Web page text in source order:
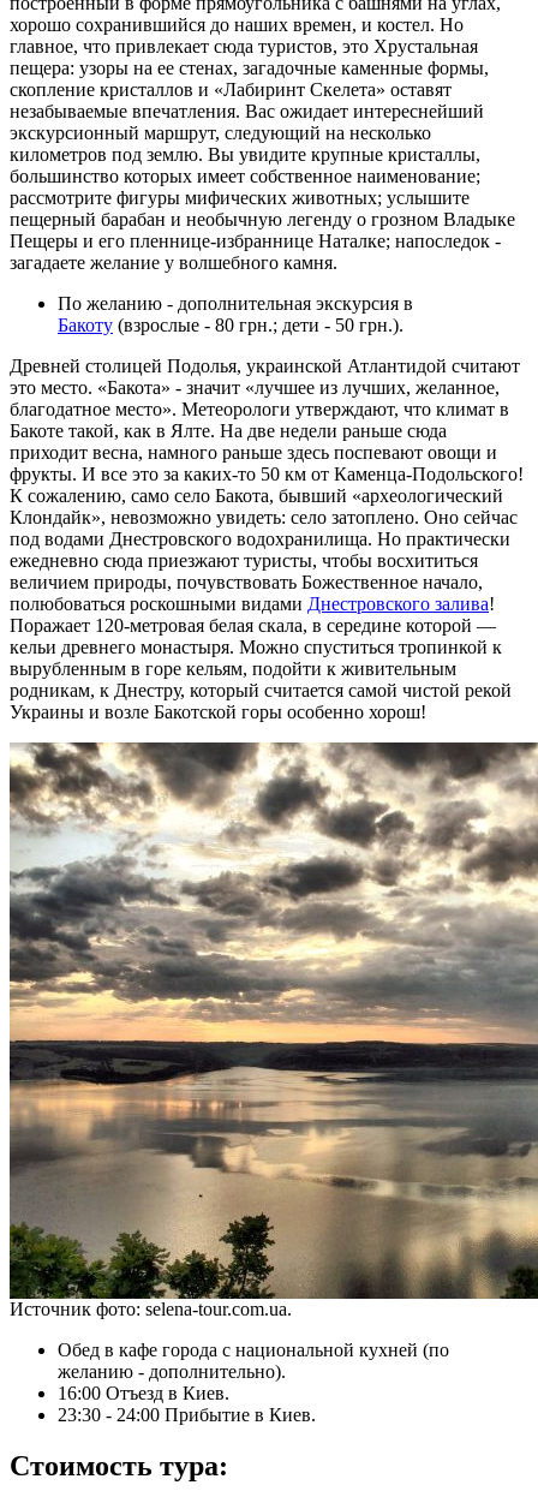
хорошо сохранившийся до наших времен, и костел. Но
главное, что привлекает сюда туристов, это Хрустальная
пещера: узоры на ее стенах, загадочные каменные формы,
скопление кристаллов и «Лабиринт Скелета» оставят
незабываемые впечатления. Вас ожидает интереснейший
экскурсионный маршрут, следующий на несколько
километров под землю. Вы увидите крупные кристаллы,
большинство которых имеет собственное наименование;
рассмотрите фигуры мифических животных; услышите
пещерный барабан и необычную легенду о грозном Владыке
Пещеры и его пленнице-избраннице Наталке; напоследок -
загадаете желание у волшебного камня.
По желанию - дополнительная экскурсия в
Бакоту (взрослые - 80 грн.; дети - 50 грн.).
Древней столицей Подолья, украинской Атлантидой считают
это место. «Бакота» - значит «лучшее из лучших, желанное,
благодатное место». Метеорологи утверждают, что климат в
Бакоте такой, как в Ялте. На две недели раньше сюда
приходит весна, намного раньше здесь поспевают овощи и
фрукты. И все это за каких-то 50 км от Каменца-Подольского!
К сожалению, само село Бакота, бывший «археологический
Клондайк», невозможно увидеть: село затоплено. Оно сейчас
под водами Днестровского водохранилища. Но практически
ежедневно сюда приезжают туристы, чтобы восхититься
величием природы, почувствовать Божественное начало,
полюбоваться роскошными видами Днестровского залива!
Поражает 120-метровая белая скала, в середине которой —
кельи древнего монастыря. Можно спуститься тропинкой к
вырубленным в горе кельям, подойти к живительным
родникам, к Днестру, который считается самой чистой рекой
Украины и возле Бакотской горы особенно хорош!
Источник фото: selena-tour.com.ua.
Обед в кафе города с национальной кухней (по
желанию - дополнительно).
16:00 Отъезд в Киев.
23:30 - 24:00 Прибытие в Киев.
Стоимость тура: